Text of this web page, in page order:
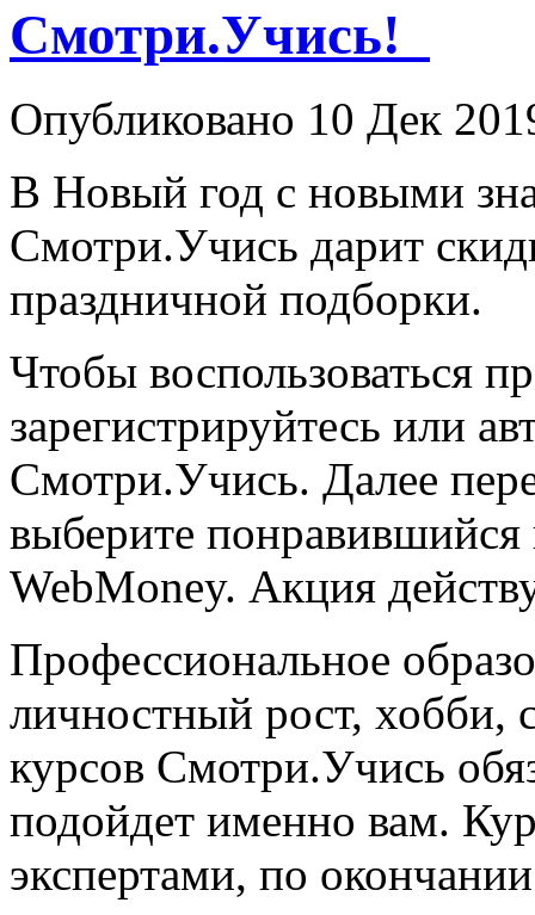
Смотри.Учись!
Опубликовано 10 Дек
В Новый год с новыми
Смотри.Учись дарит
праздничной подборки.
Чтобы воспользоваться
зарегистрируйтесь или
Смотри.Учись. Далее
выберите понравившийся
WebMoney. Акция
Профессиональное
личностный рост, хобби,
курсов Смотри.Учись
подойдет именно вам.
экспертами, по